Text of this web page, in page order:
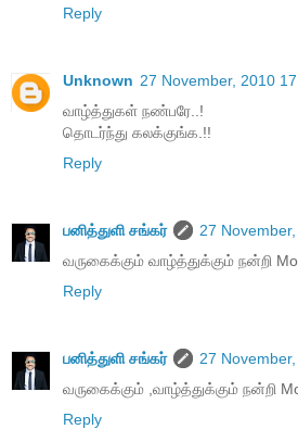
Reply
Unknown 27 November, 2010
வாழ்த்துகள் நண்பரே..!
தொடர்ந்து கலக்குங்க.!!
Reply
பனித்துளி சங்கர்
27
வருகைக்கும் வாழ்த்துக்கும் நன்றி
Reply
பனித்துளி சங்கர்
27
வருகைக்கும் ,வாழ்த்துக்கும் நன்றி
Reply